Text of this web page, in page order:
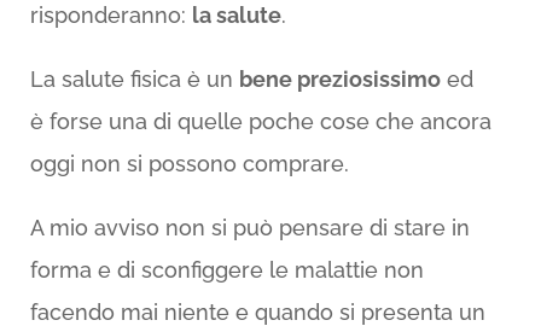
risponderanno: la salute.
La salute fisica è un bene preziosissimoed
è forse una di quelle poche cose che ancora
oggi non si possono comprare.
A mio avviso non si può pensare di stare in
forma e di sconfiggere le malattie non
facendo mai niente e quando si presenta un